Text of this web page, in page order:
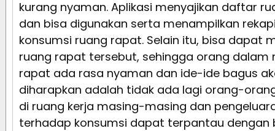
kurang nyaman. Aplikasi menyajikan daftar
dan bisa digunakan serta menampilkan
konsumsi ruang rapat. Selain itu, bisa dapat
ruang rapat tersebut, sehingga orang dalam
rapat ada rasa nyaman dan ide-ide bagus
diharapkan adalah tidak ada lagi orang-
di ruang kerja masing-masing dan
terhadap konsumsi dapat terpantau dengan